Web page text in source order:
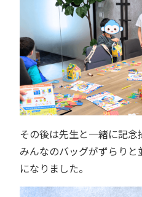
その後は先生と一緒に記念
みんなのバッグがずらり
になりました。